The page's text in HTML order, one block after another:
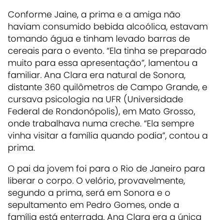
Conforme Jaine, a prima e a amiga não
haviam consumido bebida alcoólica, estavam
tomando água e tinham levado barras de
cereais para o evento. “Ela tinha se preparado
muito para essa apresentação”, lamentou a
familiar. Ana Clara era natural de Sonora,
distante 360 quilômetros de Campo Grande, e
cursava psicologia na UFR (Universidade
Federal de Rondonópolis), em Mato Grosso,
onde trabalhava numa creche. “Ela sempre
vinha visitar a família quando podia”, contou a
prima.
O pai da jovem foi para o Rio de Janeiro para
liberar o corpo. O velório, provavelmente,
segundo a prima, será em Sonora e o
sepultamento em Pedro Gomes, onde a
família está enterrada. Ana Clara era a única